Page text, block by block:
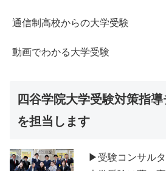
通信制高校からの大学受験
動画でわかる大学受験
四谷学院大学受験対策指
を担当します
▶受験コンサル